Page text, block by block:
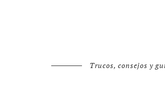
Trucos, consejos y